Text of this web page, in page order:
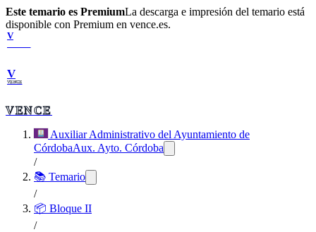
Este temario es PremiumLa descarga e impresión del temario está
disponible con Premium en vence.es.
V
V
VENCE
VENCE
Auxiliar Administrativo del Ayuntamiento de
CórdobaAux. Ayto. Córdoba
/
📚 Temario
/
📦 Bloque II
/